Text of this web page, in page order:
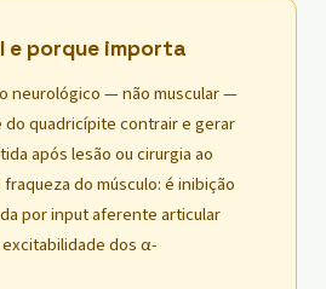
e porque importa
neurológico — não muscular —
do quadricípite contrair e gerar
após lesão ou cirurgia ao
do músculo: é inibição
por input aferente articular
dos α-